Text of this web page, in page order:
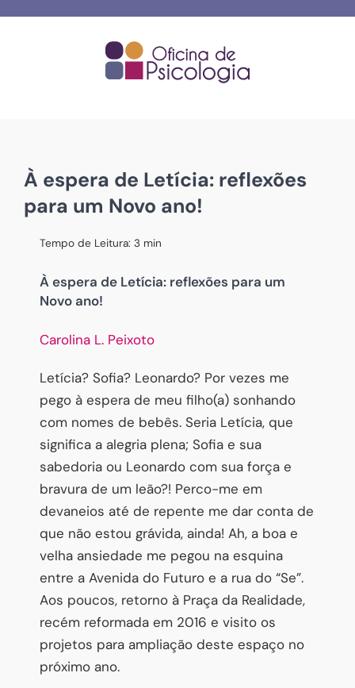
À espera de Letícia: reflexões
para um Novo ano!
Tempo de Leitura: 3 min
À espera de Letícia: reflexões para um
Novo ano!
Carolina L. Peixoto
Letícia? Sofia? Leonardo? Por vezes me
pego à espera de meu filho(a) sonhando
com nomes de bebês. Seria Letícia, que
significa a alegria plena; Sofia e sua
sabedoria ou Leonardo com sua força e
bravura de um leão?! Perco-me em
devaneios até de repente me dar conta de
que não estou grávida, ainda! Ah, a boa e
velha ansiedade me pegou na esquina
entre a Avenida do Futuro e a rua do “Se”.
Aos poucos, retorno à Praça da Realidade,
recém reformada em 2016 e visito os
projetos para ampliação deste espaço no
próximo ano.